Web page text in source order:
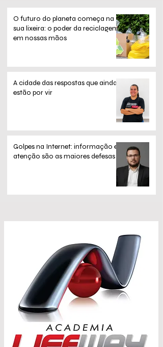
O futuro do planeta começa na
sua lixeira: o poder da reciclagem
em nossas mãos
A cidade das respostas que ainda
estão por vir
Golpes na Internet: informação e
atenção são as maiores defesas